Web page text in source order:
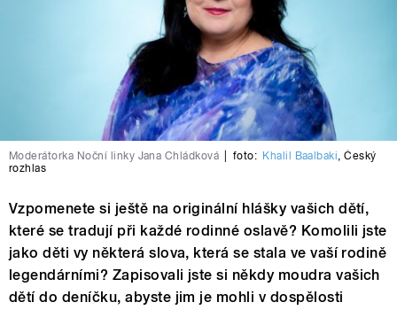
Moderátorka Noční linky Jana Chládková foto: Khalil Baalbaki,Český
rozhlas
Vzpomenete si ještě na originální hlášky vašich dětí,
které se tradují při každé rodinné oslavě? Komolili jste
jako děti vy některá slova, která se stala ve vaší rodině
legendárními? Zapisovali jste si někdy moudra vašich
dětí do deníčku, abyste jim je mohli v dospělosti